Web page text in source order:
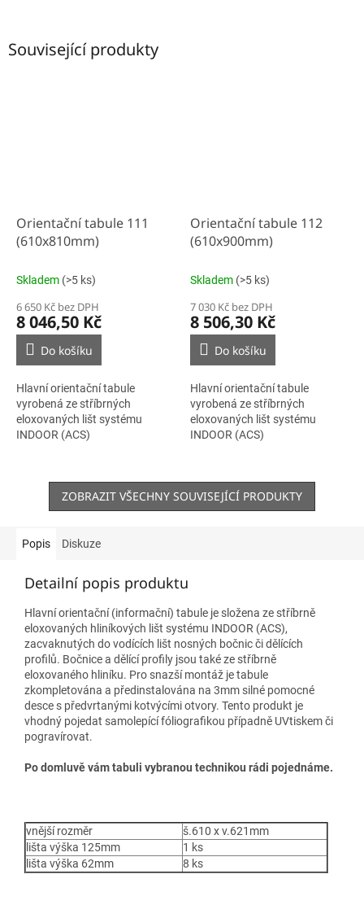
Související produkty
Orientační tabule 111
(610x810mm)
Skladem (>5 ks)
6 650 Kč bez DPH
8 046,50 Kč
Do košíku
Hlavní orientační tabule
vyrobená ze stříbrných
eloxovaných lišt systému
INDOOR (ACS)
Orientační tabule 112
(610x900mm)
Skladem (>5 ks)
7 030 Kč bez DPH
8 506,30 Kč
Do košíku
Hlavní orientační tabule
vyrobená ze stříbrných
eloxovaných lišt systému
INDOOR (ACS)
ZOBRAZIT VŠECHNY SOUVISEJÍCÍ PRODUKTY
Popis Diskuze
Detailní popis produktu
Hlavní orientační(informační) tabule je složena ze stříbrně
eloxovaných hliníkových lišt systému INDOOR (ACS),
zacvaknutých do vodících lišt nosných bočnic či dělících
profilů. Bočnice a dělící profily jsou také ze stříbrně
eloxovaného hliníku. Pro snazší montáž je tabule
zkompletována a předinstalována na 3mm silné pomocné
desce s předvrtanými kotvýcími otvory. Tento produkt je
vhodný pojedat samolepící fóliografikou případně UVtiskem či
pogravírovat.
Po domluvě vám tabuli vybranou technikou rádi pojednáme.
vnější rozměr
š.610 x v.621mm
lišta výška 125mm
1 ks
lišta výška 62mm
8 ks